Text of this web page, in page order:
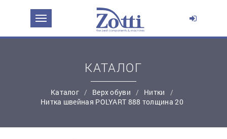
КАТАЛОГ
Каталог Верх обуви
Нитки
Нитка швейная POLYART 888 толщина 20
ЗАДАТЬ ВОПРОС О ПРОДУКТЕ
Эл. почта:*
Контактный телефон:*